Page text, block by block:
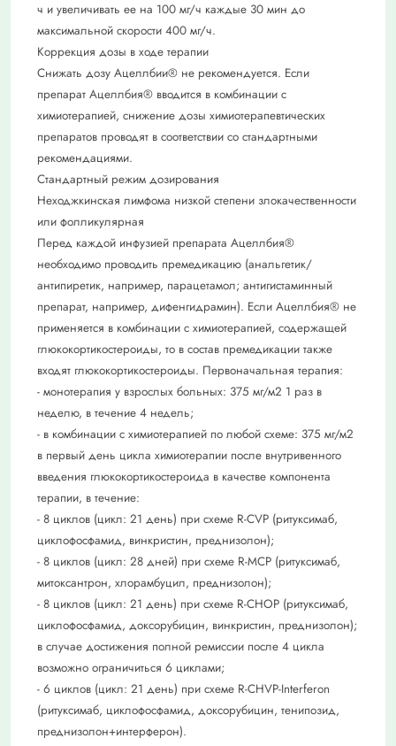
ч и увеличивать ее на 100 мг/ч каждые 30 мин до
максимальной скорости 400 мг/ч.
Коррекция дозы в ходе терапии
Снижать дозу Ацеллбии® не рекомендуется. Если
препарат Ацеллбия® вводится в комбинации с
химиотерапией, снижение дозы химиотерапевтических
препаратов проводят в соответствии со стандартными
рекомендациями.
Стандартный режим дозирования
Неходжкинская лимфома низкой степени злокачественности
или фолликулярная
Перед каждой инфузией препарата Ацеллбия®
необходимо проводить премедикацию (анальгетик/
антипиретик, например, парацетамол; антигистаминный
препарат, например, дифенгидрамин). Если Ацеллбия® не
применяется в комбинации с химиотерапией, содержащей
глюкокортикостероиды, то в состав премедикации также
входят глюкокортикостероиды. Первоначальная терапия:
- монотерапия у взрослых больных: 375 мг/м2 1 раз в
неделю, в течение 4 недель;
- в комбинации с химиотерапией по любой схеме: 375 мг/м2
в первый день цикла химиотерапии после внутривенного
введения глюкокортикостероида в качестве компонента
терапии, в течение:
- 8 циклов (цикл: 21 день) при схеме R-CVP (ритуксимаб,
циклофосфамид, винкристин, преднизолон);
- 8 циклов (цикл: 28 дней) при схеме R-MCP (ритуксимаб,
митоксантрон, хлорамбуцил, преднизолон);
- 8 циклов (цикл: 21 день) при схеме R-CHOP (ритуксимаб,
циклофосфамид, доксорубицин, винкристин, преднизолон);
в случае достижения полной ремиссии после 4 цикла
возможно ограничиться 6 циклами;
- 6 циклов (цикл: 21 день) при схеме R-CHVP-Interferon
(ритуксимаб, циклофосфамид, доксорубицин, тенипозид,
преднизолон+интерферон).